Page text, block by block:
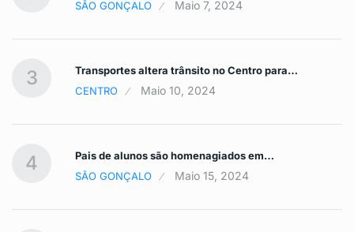
SÃO GONÇALO Maio 7, 2024
3
Transportes altera trânsito no Centro para…
CENTRO
Maio 10, 2024
4
Pais de alunos são homenagiados em…
SÃO GONÇALO
Maio 15, 2024